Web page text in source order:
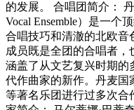
的发展。 合唱团简介：
Vocal Ensemble）是一个
合唱技巧和清澈的北欧音
成员既是全团的合唱者
涵盖了从文艺复兴时期的
代作曲家的新作。丹麦国
等著名乐团进行过多次合